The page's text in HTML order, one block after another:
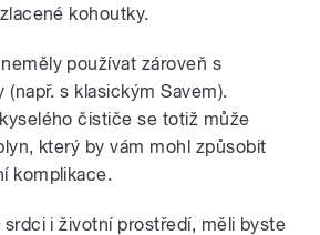
kohoutky.
používat zároveň s
s klasickým Savem).
čističe se totiž může
který by vám mohl způsobit
komplikace.
srdci i životní prostředí, měli byste